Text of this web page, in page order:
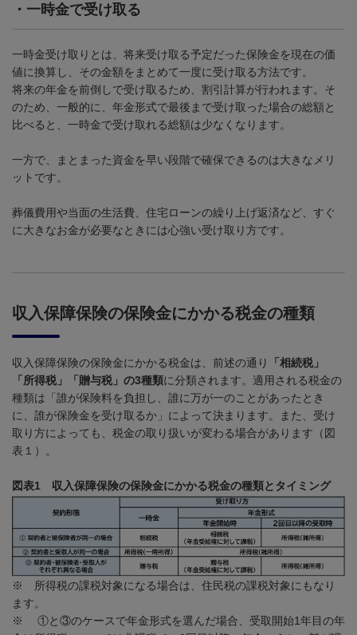
・ 一時金で受け取る
一時金受け取りとは、将来受け取る予定だった保険金を現在の価
値に換算し、その金額をまとめて一度に受け取る方法です。
将来の年金を前倒しで受け取るため、割引計算が行われます。そ
のため、一般的に、年金形式で最後まで受け取った場合の総額と
比べると、一時金で受け取れる総額は少なくなります。
一方で、まとまった資金を早い段階で確保できるのは大きなメリ
ットです。
葬儀費用や当面の生活費、住宅ローンの繰り上げ返済など、すぐ
に大きなお金が必要なときには心強い受け取り方です。
収入保障保険の保険金にかかる税金の種類
収入保障保険の保険金にかかる税金は、前述の通り
「相続税」
「所得税」「贈与税」の3種類に分類されます。適用される税金の
種類は「誰が保険料を負担し、誰に万が一のことがあったとき
に、誰が保険金を受け取るか」によって決まります。また、受け
取り方によっても、税金の取り扱いが変わる場合があります（図
表１）。
図表1 収入保障保険の保険金にかかる税金の種類とタイミング
※ 所得税の課税対象になる場合は、住民税の課税対象にもなり
ます。
※ ①と③のケースで年金形式を選んだ場合、受取開始1年目の年